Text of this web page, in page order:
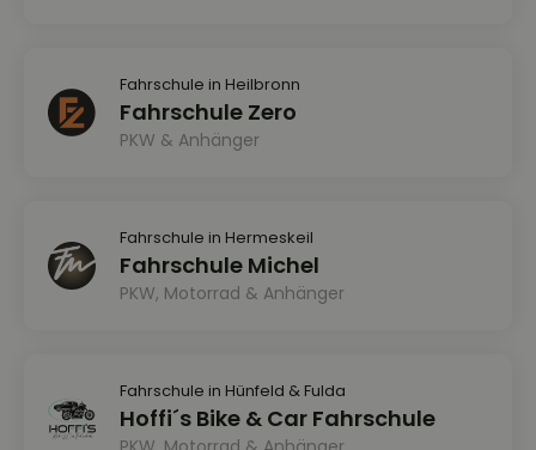
Fahrschule in Heilbronn
Fahrschule Zero
PKW & Anhänger
Fahrschule in Hermeskeil
Fahrschule Michel
PKW, Motorrad & Anhänger
Fahrschule in Hünfeld & Fulda
Hoffi´s Bike & Car Fahrschule